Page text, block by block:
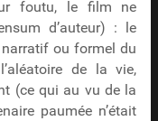
foutu, le film ne
d’auteur) : le
ou formel du
de la vie,
(ce qui au vu de la
paumée n’était